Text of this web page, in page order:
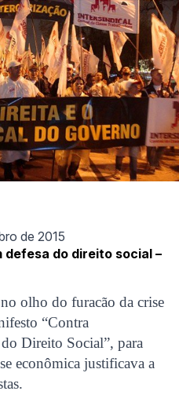
de 2015
do direito social –
olho do furacão da crise
“Contra
Direito Social”, para
econômica justificava a